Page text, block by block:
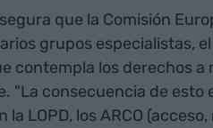
que la Comisión
grupos especialistas,
contempla los derechos
"La consecuencia de esto
la LOPD, los ARCO